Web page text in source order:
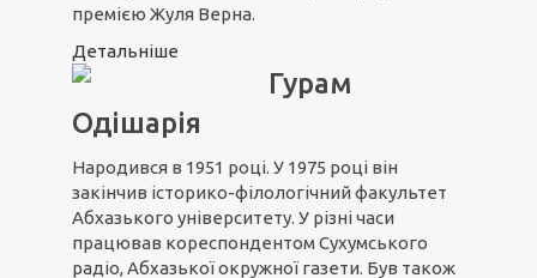
премією Жуля Верна.
Детальніше
Гурам
Одішарія
Народився в 1951 році. У 1975 році він
закінчив історико-філологічний факультет
Абхазького університету. У різні часи
працював кореспондентом Сухумського
радіо, Абхазької окружної газети. Був також